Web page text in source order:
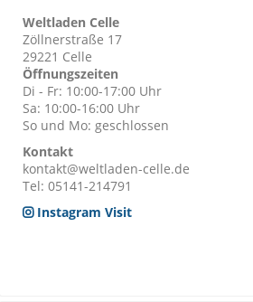
Weltladen Celle
Zöllnerstraße 17
29221 Celle
Öffnungszeiten
Di - Fr: 10:00-17:00 Uhr
Sa: 10:00-16:00 Uhr
So und Mo: geschlossen
Kontakt
kontakt@weltladen-celle.de
Tel: 05141-214791
Instagram Visit